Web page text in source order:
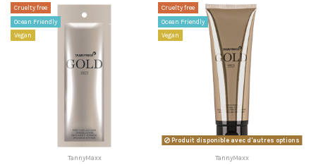
Cruelty free
Ocean Friendly
Vegan
TannyMaxx
Cruelty free
Ocean Friendly
Vegan
Produit disponible avec d'autres options
TannyMaxx